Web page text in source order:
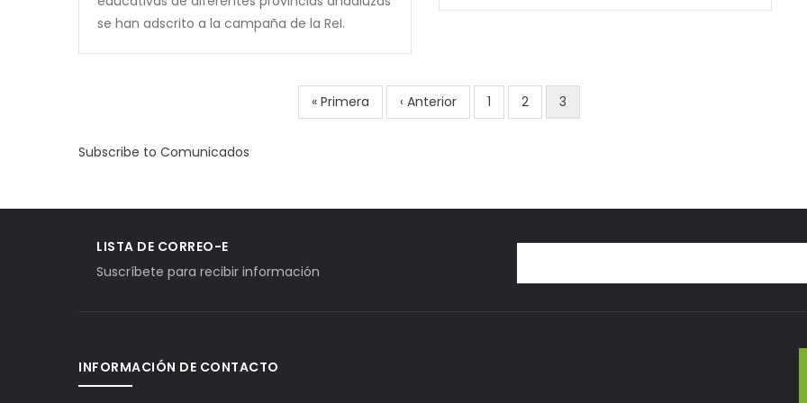
se han adscrito a la campaña de la ReI.
First
page
« Primera
Previous
page
‹ Anterior Page
1 Page
2
Current
page
3
Subscribe to Comunicados
LISTA DE CORREO-E
Suscríbete para recibir información
INFORMACIÓN DE CONTACTO